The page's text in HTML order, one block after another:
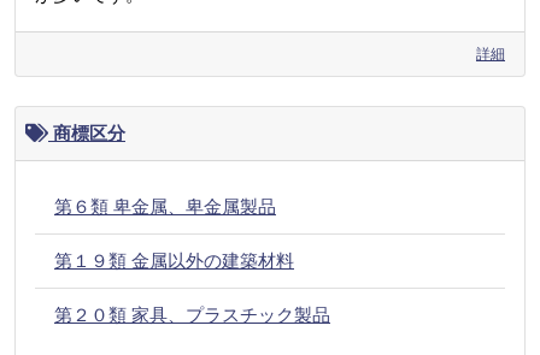
詳細
商標区分
第６類 卑金属、卑金属製品
第１９類 金属以外の建築材料
第２０類 家具、プラスチック製品